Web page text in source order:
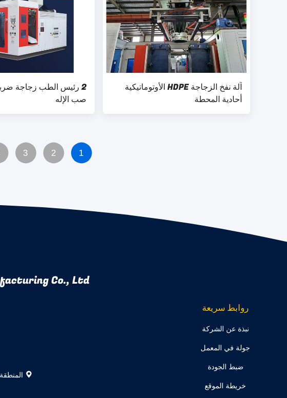
2 رئيس الطب زجاجة
صب الإله
آلة نفخ الزجاجة HDPE الأوتوماتيكية
أحادية المحطة
1
2
3
Co., Ltd.
روابط سريعة
نبذة عن الشركة
جولة في المعمل
ضبط الجودة
خريطة الموقع